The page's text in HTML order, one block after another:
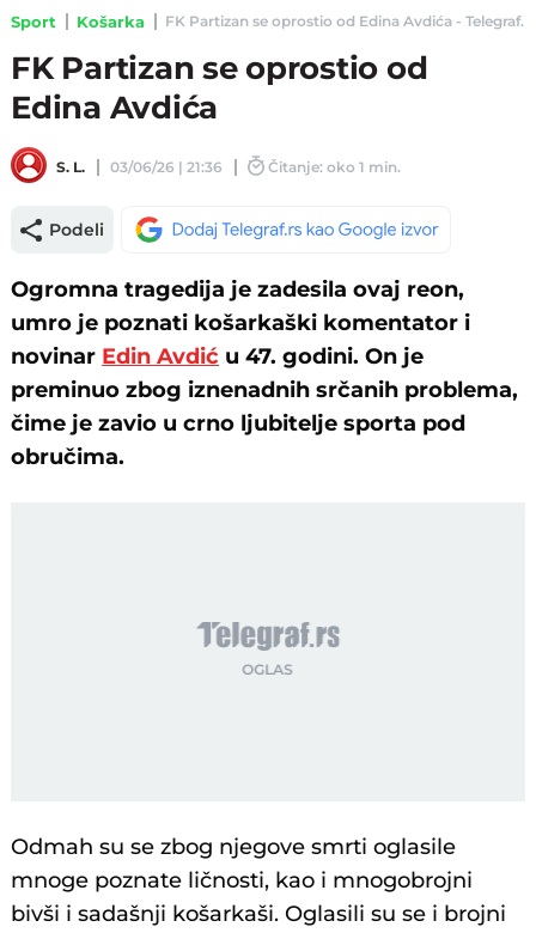
Sport Košarka FK Partizan se oprostio od Edina Avdića -
FK Partizan se oprostio od
Edina Avdića
S. L. 03/06/26 | 21:36 Čitanje: oko 1 min.
Podeli
Ogromna tragedija je zadesila ovaj reon,
umro je poznati košarkaški komentator i
novinar Edin Avdić u 47. godini. On je
preminuo zbog iznenadnih srčanih problema,
čime je zavio u crno ljubitelje sporta pod
obručima.
Odmah su se zbog njegove smrti oglasile
mnoge poznate ličnosti, kao i mnogobrojni
bivši i sadašnji košarkaši. Oglasili su se i brojni